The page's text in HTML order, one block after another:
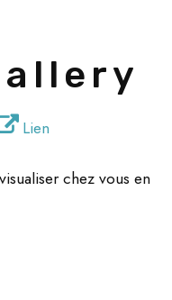
Lien
chez vous en